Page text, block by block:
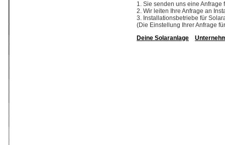
1. Sie senden uns eine
2. Wir leiten Ihre Anfrage an
3. Installationsbetriebe für
(Die Einstellung Ihrer Anfrage
Deine Solaranlage